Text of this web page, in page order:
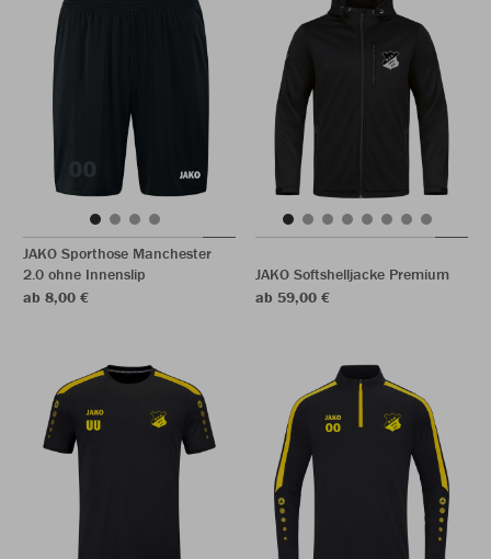
JAKO Sporthose Manchester
2.0 ohne Innenslip
ab 8,00 €
JAKO Softshelljacke Premium
ab 59,00 €